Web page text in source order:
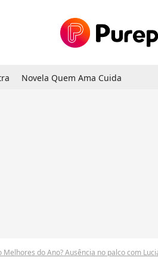
Novela Quem Ama Cuida
do Ano? Ausência no palco com